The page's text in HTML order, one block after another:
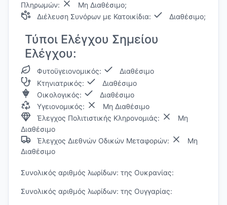
Πληρωμών:
Μη Διαθέσιμο;
Διέλευση Συνόρων με Κατοικίδια:
Διαθέσιμο;
Τύποι Ελέγχου Σημείου
Ελέγχου:
Φυτοϋγειονομικός:
Διαθέσιμο
Κτηνιατρικός:
Διαθέσιμο
Οικολογικός:
Διαθέσιμο
Υγειονομικός:
Μη Διαθέσιμο
Έλεγχος Πολιτιστικής Κληρονομιάς:
Μη
Διαθέσιμο
Έλεγχος Διεθνών Οδικών Μεταφορών:
Μη
Διαθέσιμο
Συνολικός αριθμός λωρίδων: της Ουκρανίας:
Συνολικός αριθμός λωρίδων: της Ουγγαρίας: